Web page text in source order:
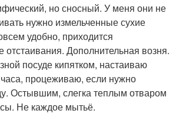
но сносный. У меня они не
нужно измельченные сухие
удобно, приходится
отстаивания. Дополнительная возня.
посуде кипятком, настаиваю
процеживаю, если нужно
Остывшим, слегка теплым отваром
Не каждое мытьё.